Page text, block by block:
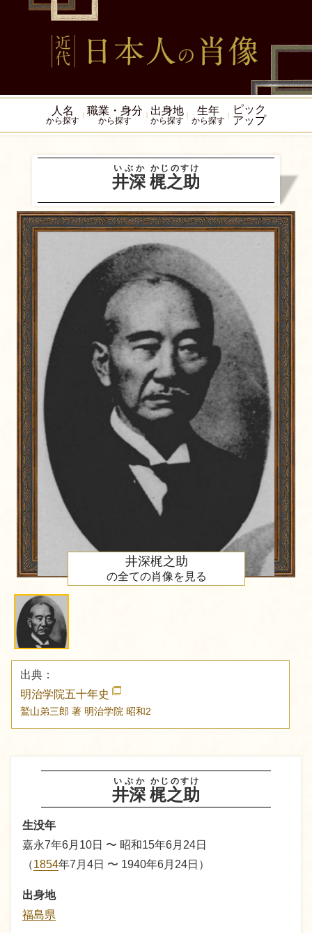
人名
から探す
職業・身分
から探す
出身地
から探す
生年
から探す
ピック
アップ
井深
いぶか
梶之助
かじのすけ
生没年
嘉永7年6月10日 〜 昭和15年6月24日
（1854年7月4日 〜 1940年6月24日）
出身地
福島県
井深
いぶか
梶之助
かじのすけ
井深梶之助
の全ての肖像を見る
出典：
明治学院五十年史
鷲山弟三郎 著 明治学院 昭和2